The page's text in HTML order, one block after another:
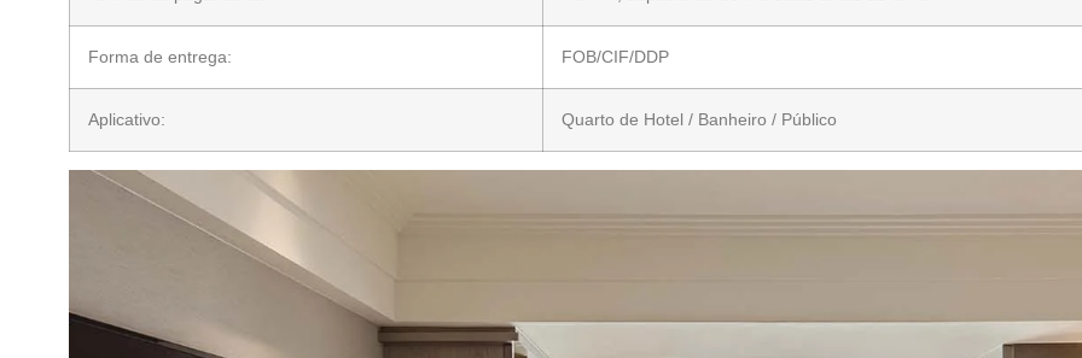
Forma de entrega: FOB/CIF/DDP
Aplicativo: Quarto de Hotel / Banheiro / Público